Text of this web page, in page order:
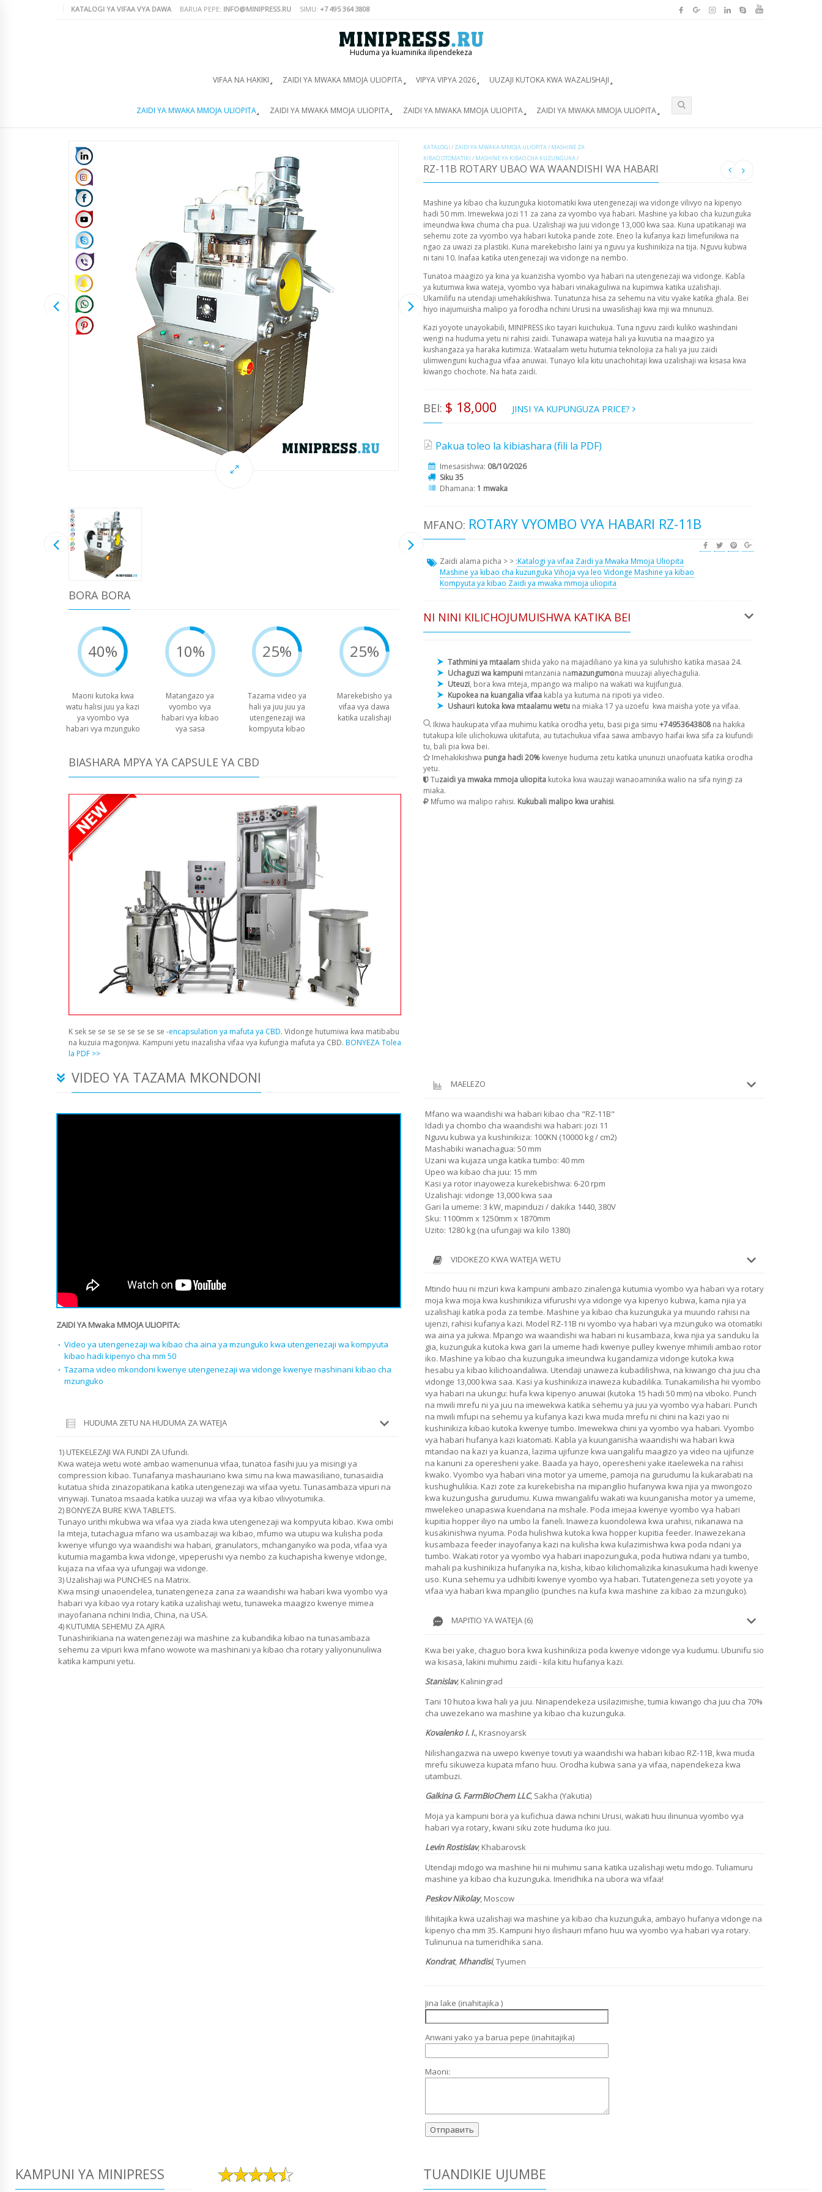
KATALOGI YA VIFAA VYA DAWA BARUA PEPE: INFO@MINIPRESS.RU SIMU: +7 495 364 3808
Huduma ya kuaminika ilipendekeza
VIFAA NA HAKIKI ZAIDI YA MWAKA MMOJA ULIOPITA VIPYA VIPYA 2026 UUZAJI KUTOKA KWA WAZALISHAJI
ZAIDI YA MWAKA MMOJA ULIOPITA ZAIDI YA MWAKA MMOJA ULIOPITA ZAIDI YA MWAKA MMOJA ULIOPITA ZAIDI YA MWAKA MMOJA ULIOPITA
BORA BORA
40%
Maoni kutoka kwa
watu halisi juu ya kazi
ya vyombo vya
habari vya mzunguko
10%
Matangazo ya
vyombo vya
habari vya kibao
vya sasa
25%
Tazama video ya
hali ya juu juu ya
utengenezaji wa
kompyuta kibao
25%
Marekebisho ya
vifaa vya dawa
katika uzalishaji
BIASHARA MPYA YA CAPSULE YA CBD
K sek se se se se se se se se -encapsulation ya mafuta ya CBD. Vidonge hutumiwa kwa matibabu
na kuzuia magonjwa. Kampuni yetu inazalisha vifaa vya kufungia mafuta ya CBD. BONYEZA Tolea
la PDF >>
KATALOGI / ZAIDI YA MWAKA MMOJA ULIOPITA/ MASHINE ZA
KIBAO OTOMATIKI / MASHINE YA KIBAO CHA KUZUNGUKA/
RZ-11B ROTARY UBAO WA WAANDISHI WA HABARI
Mashine ya kibao cha kuzunguka kiotomatiki kwa utengenezaji wa vidonge vilivyo na kipenyo
hadi 50 mm. Imewekwa jozi 11 za zana za vyombo vya habari. Mashine ya kibao cha kuzunguka
imeundwa kwa chuma cha pua. Uzalishaji wa juu vidonge 13,000 kwa saa. Kuna upatikanaji wa
sehemu zote za vyombo vya habari kutoka pande zote. Eneo la kufanya kazi limefunikwa na
ngao za uwazi za plastiki. Kuna marekebisho laini ya nguvu ya kushinikiza na tija. Nguvu kubwa
ni tani 10. Inafaa katika utengenezaji wa vidonge na nembo.
Tunatoa maagizo ya kina ya kuanzisha vyombo vya habari na utengenezaji wa vidonge. Kabla
ya kutumwa kwa wateja, vyombo vya habari vinakaguliwa na kupimwa katika uzalishaji.
Ukamilifu na utendaji umehakikishwa. Tunatunza hisa za sehemu na vitu vyake katika ghala. Bei
hiyo inajumuisha malipo ya forodha nchini Urusi na uwasilishaji kwa mji wa mnunuzi.
Kazi yoyote unayokabili, MINIPRESS iko tayari kuichukua. Tuna nguvu zaidi kuliko washindani
wengi na huduma yetu ni rahisi zaidi. Tunawapa wateja hali ya kuvutia na maagizo ya
kushangaza ya haraka kutimiza. Wataalam wetu hutumia teknolojia za hali ya juu zaidi
ulimwenguni kuchagua vifaa anuwai. Tunayo kila kitu unachohitaji kwa uzalishaji wa kisasa kwa
kiwango chochote. Na hata zaidi.
BEI: $ 18,000 JINSI YA KUPUNGUZA PRICE?
Pakua toleo la kibiashara (fili la PDF)
Imesasishwa: 08/10/2026
Siku 35
Dhamana: 1 mwaka
MFANO: ROTARY VYOMBO VYA HABARI RZ-11B
Zaidi alama picha > > :Katalogi ya vifaa Zaidi ya Mwaka Mmoja Uliopita
Mashine ya kibao cha kuzunguka Vihoja vya leo Vidonge Mashine ya kibao
Kompyuta ya kibao Zaidi ya mwaka mmoja uliopita
NI NINI KILICHOJUMUISHWA KATIKA BEI
Tathmini ya mtaalam shida yako na majadiliano ya kina ya suluhisho katika masaa 24.
Uchaguzi wa kampuni mtanzania namazungumona muuzaji aliyechagulia.
Uteuzi, bora kwa mteja, mpango wa malipo na wakati wa kujifungua.
Kupokea na kuangalia vifaa kabla ya kutuma na ripoti ya video.
Ushauri kutoka kwa mtaalamu wetu na miaka 17 ya uzoefu kwa maisha yote ya vifaa.
Ikiwa haukupata vifaa muhimu katika orodha yetu, basi piga simu +74953643808na hakika
tutakupa kile ulichokuwa ukitafuta, au tutachukua vifaa sawa ambavyo haifai kwa sifa za kiufundi
tu, bali pia kwa bei.
Imehakikishwa punga hadi 20% kwenye huduma zetu katika ununuzi unaofuata katika orodha
yetu.
Tuzaidi ya mwaka mmoja uliopita kutoka kwa wauzaji wanaoaminika walio na sifa nyingi za
miaka.
Mfumo wa malipo rahisi. Kukubali malipo kwa urahisi.
VIDEO YA TAZAMA MKONDONI
ZAIDI YA Mwaka MMOJA ULIOPITA:
Video ya utengenezaji wa kibao cha aina ya mzunguko kwa utengenezaji wa kompyuta
kibao hadi kipenyo cha mm 50
Tazama video mkondoni kwenye utengenezaji wa vidonge kwenye mashinani kibao cha
mzunguko
HUDUMA ZETU NA HUDUMA ZA WATEJA
1) UTEKELEZAJI WA FUNDI ZA Ufundi.
Kwa wateja wetu wote ambao wamenunua vifaa, tunatoa fasihi juu ya misingi ya
compression kibao. Tunafanya mashauriano kwa simu na kwa mawasiliano, tunasaidia
kutatua shida zinazopatikana katika utengenezaji wa vifaa vyetu. Tunasambaza vipuri na
vinywaji. Tunatoa msaada katika uuzaji wa vifaa vya kibao vilivyotumika.
2) BONYEZA BURE KWA TABLETS.
Tunayo urithi mkubwa wa vifaa vya ziada kwa utengenezaji wa kompyuta kibao. Kwa ombi
la mteja, tutachagua mfano wa usambazaji wa kibao, mfumo wa utupu wa kulisha poda
kwenye vifungo vya waandishi wa habari, granulators, mchanganyiko wa poda, vifaa vya
kutumia magamba kwa vidonge, vipeperushi vya nembo za kuchapisha kwenye vidonge,
kujaza na vifaa vya ufungaji wa vidonge.
3) Uzalishaji wa PUNCHES na Matrix.
Kwa msingi unaoendelea, tunatengeneza zana za waandishi wa habari kwa vyombo vya
habari vya kibao vya rotary katika uzalishaji wetu, tunaweka maagizo kwenye mimea
inayofanana nchini India, China, na USA.
4) KUTUMIA SEHEMU ZA AJIRA
Tunashirikiana na watengenezaji wa mashine za kubandika kibao na tunasambaza
sehemu za vipuri kwa mfano wowote wa mashinani ya kibao cha rotary yaliyonunuliwa
katika kampuni yetu.
MAELEZO
Mfano wa waandishi wa habari kibao cha "RZ-11B"
Idadi ya chombo cha waandishi wa habari: jozi 11
Nguvu kubwa ya kushinikiza: 100KN (10000 kg / cm2)
Mashabiki wanachagua: 50 mm
Uzani wa kujaza unga katika tumbo: 40 mm
Upeo wa kibao cha juu: 15 mm
Kasi ya rotor inayoweza kurekebishwa: 6-20 rpm
Uzalishaji: vidonge 13,000 kwa saa
Gari la umeme: 3 kW, mapinduzi / dakika 1440, 380V
Sku: 1100mm x 1250mm x 1870mm
Uzito: 1280 kg (na ufungaji wa kilo 1380)
VIDOKEZO KWA WATEJA WETU
Mtindo huu ni mzuri kwa kampuni ambazo zinalenga kutumia vyombo vya habari vya rotary
moja kwa moja kwa kushinikiza vifurushi vya vidonge vya kipenyo kubwa, kama njia ya
uzalishaji katika poda za tembe. Mashine ya kibao cha kuzunguka ya muundo rahisi na
ujenzi, rahisi kufanya kazi. Model RZ-11B ni vyombo vya habari vya mzunguko wa otomatiki
wa aina ya jukwa. Mpango wa waandishi wa habari ni kusambaza, kwa njia ya sanduku la
gia, kuzunguka kutoka kwa gari la umeme hadi kwenye pulley kwenye mhimili ambao rotor
iko. Mashine ya kibao cha kuzunguka imeundwa kugandamiza vidonge kutoka kwa
hesabu ya kibao kilichoandaliwa. Utendaji unaweza kubadilishwa, na kiwango cha juu cha
vidonge 13,000 kwa saa. Kasi ya kushinikiza inaweza kubadilika. Tunakamilisha hii vyombo
vya habari na ukungu: hufa kwa kipenyo anuwai (kutoka 15 hadi 50 mm) na viboko. Punch
na mwili mrefu ni ya juu na imewekwa katika sehemu ya juu ya vyombo vya habari. Punch
na mwili mfupi na sehemu ya kufanya kazi kwa muda mrefu ni chini na kazi yao ni
kushinikiza kibao kutoka kwenye tumbo. Imewekwa chini ya vyombo vya habari. Vyombo
vya habari hufanya kazi kiatomati. Kabla ya kuunganisha waandishi wa habari kwa
mtandao na kazi ya kuanza, lazima ujifunze kwa uangalifu maagizo ya video na ujifunze
na kanuni za operesheni yake. Baada ya hayo, operesheni yake itaeleweka na rahisi
kwako. Vyombo vya habari vina motor ya umeme, pamoja na gurudumu la kukarabati na
kushughulikia. Kazi zote za kurekebisha na mipangilio hufanywa kwa njia ya mwongozo
kwa kuzungusha gurudumu. Kuwa mwangalifu wakati wa kuunganisha motor ya umeme,
mwelekeo unapaswa kuendana na mshale. Poda imejaa kwenye vyombo vya habari
kupitia hopper iliyo na umbo la faneli. Inaweza kuondolewa kwa urahisi, nikanawa na
kusakinishwa nyuma. Poda hulishwa kutoka kwa hopper kupitia feeder. Inawezekana
kusambaza feeder inayofanya kazi na kulisha kwa kulazimishwa kwa poda ndani ya
tumbo. Wakati rotor ya vyombo vya habari inapozunguka, poda hutiwa ndani ya tumbo,
mahali pa kushinikiza hufanyika na, kisha, kibao kilichomalizika kinasukuma hadi kwenye
uso. Kuna sehemu ya udhibiti kwenye vyombo vya habari. Tutatengeneza seti yoyote ya
vifaa vya habari kwa mpangilio (punches na kufa kwa mashine za kibao za mzunguko).
MAPITIO YA WATEJA (6)
Kwa bei yake, chaguo bora kwa kushinikiza poda kwenye vidonge vya kudumu. Ubunifu sio
wa kisasa, lakini muhimu zaidi - kila kitu hufanya kazi.
Stanislav, Kaliningrad
Tani 10 hutoa kwa hali ya juu. Ninapendekeza usilazimishe, tumia kiwango cha juu cha 70%
cha uwezekano wa mashine ya kibao cha kuzunguka.
Kovalenko I. I., Krasnoyarsk
Nilishangazwa na uwepo kwenye tovuti ya waandishi wa habari kibao RZ-11B, kwa muda
mrefu sikuweza kupata mfano huu. Orodha kubwa sana ya vifaa, napendekeza kwa
utambuzi.
Galkina G. FarmBioChem LLC, Sakha (Yakutia)
Moja ya kampuni bora ya kufichua dawa nchini Urusi, wakati huu ilinunua vyombo vya
habari vya rotary, kwani siku zote huduma iko juu.
LevinRostislav, Khabarovsk
Utendaji mdogo wa mashine hii ni muhimu sana katika uzalishaji wetu mdogo. Tuliamuru
mashine ya kibao cha kuzunguka. Imeridhika na ubora wa vifaa!
Peskov Nikolay, Moscow
Ilihitajika kwa uzalishaji wa mashine ya kibao cha kuzunguka, ambayo hufanya vidonge na
kipenyo cha mm 35. Kampuni hiyo ilishauri mfano huu wa vyombo vya habari vya rotary.
Tulinunua na tumeridhika sana.
Kondrat, Mhandisi, Tyumen
Jina lake (inahitajika )
Anwani yako ya barua pepe (inahitajika)
Maoni:
KAMPUNI YA MINIPRESS TUANDIKIE UJUMBE